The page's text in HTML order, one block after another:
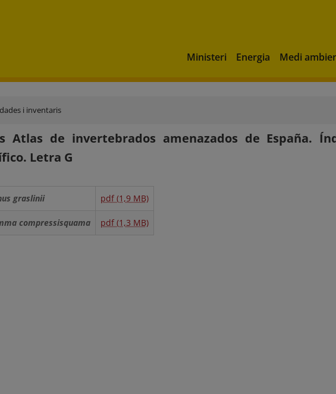
Ministeri Energia Medi
i inventaris
Atlas de invertebrados amenazados de España.
Letra G
graslinii pdf (1,9 MB)
compressisquama pdf (1,3 MB)